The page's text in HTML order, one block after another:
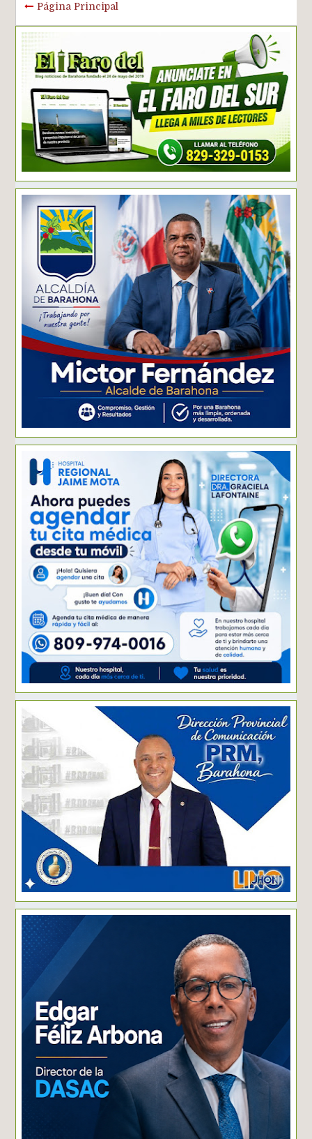
Página Principal